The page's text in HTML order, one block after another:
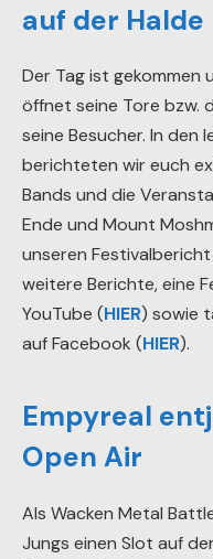
auf der Halde
Der Tag ist gekommen
öffnet seine Tore bzw.
seine Besucher. In
berichteten wir euch
Bands und die
Ende und Mount
unseren Festivalbericht
weitere Berichte, eine
YouTube (HIER) sowie
auf Facebook (HIER).
Empyreal
Open Air
Als Wacken Metal
Jungs einen Slot auf